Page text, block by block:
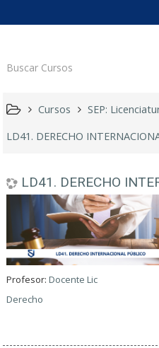
Cursos
SEP:
LD41. DERECHO
LD41. DERECHO
Profesor:Docente Lic
Derecho